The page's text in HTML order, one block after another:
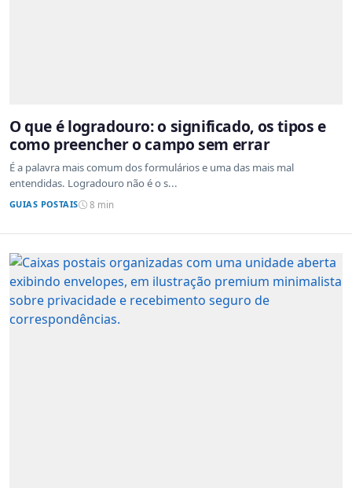
O que é logradouro: o significado, os tipos e
como preencher o campo sem errar
É a palavra mais comum dos formulários e uma das mais mal
entendidas. Logradouro não é o s...
GUIAS POSTAIS 8 min